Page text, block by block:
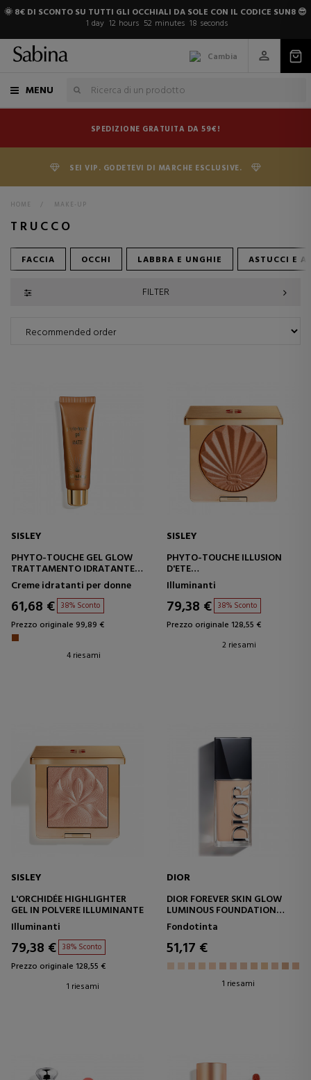
🌞 8€ DI SCONTO SU TUTTI GLI OCCHIALI DA SOLE CON IL CODICE SUN8 😎
1 day 12 hours 52 minutes 17 seconds
Cambia
MENU
SPEDIZIONE GRATUITA DA 59€!
SEI VIP. GODETEVI DI MARCHE ESCLUSIVE.
HOME > MAKE-UP
TRUCCO
FACCIA OCCHI LABBRA E UNGHIE ASTUCCI E
FILTER
SISLEY
PHYTO-TOUCHE GEL GLOW
TRATTAMENTO IDRATANTE E
PROTETTIVO CON TRUCCO
Creme idratanti per donne
61,68 € 38% Sconto
Prezzo originale 99,89 €
4 riesami
SISLEY
PHYTO-TOUCHE ILLUSION
D'ETE
CIPRIA ABBRONZANTE
Illuminanti
79,38 € 38% Sconto
Prezzo originale 128,55 €
2 riesami
SISLEY
L'ORCHIDÉE HIGHLIGHTER
GEL IN POLVERE ILLUMINANTE
Illuminanti
79,38 € 38% Sconto
Prezzo originale 128,55 €
1 riesami
DIOR
DIOR FOREVER SKIN GLOW
LUMINOUS FOUNDATION
DURATA 24 ORE -
IDRATAZIONE 48 ORE -
TRATTAMENTO A TRIPLA
AZIONE - SPF 20
Fondotinta
51,17 €
1 riesami